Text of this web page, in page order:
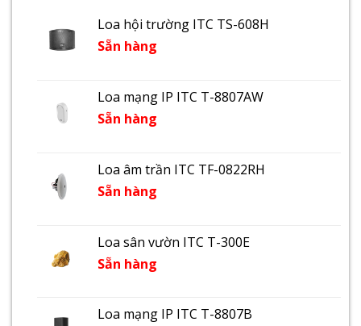
Loa hội trường ITC TS-608H
Sẵn hàng
Loa mạng IP ITC T-8807AW
Sẵn hàng
Loa âm trần ITC TF-0822RH
Sẵn hàng
Loa sân vườn ITC T-300E
Sẵn hàng
Loa mạng IP ITC T-8807B